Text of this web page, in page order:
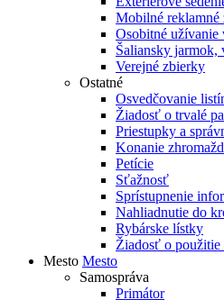
Mobilné reklamné
Osobitné užívanie
Šaliansky jarmok,
Verejné zbierky
Ostatné
Osvedčovanie
Žiadosť o trvalé
Priestupky a
Konanie
Petície
Sťažnosť
Sprístupnenie
Nahliadnutie do
Rybárske lístky
Žiadosť o použitie
Mesto Mesto
Samospráva
Primátor